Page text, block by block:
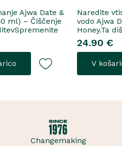
Ajwa Date &
ml) – Čiščenje
prhanje
orientalski
za prhanje
& Honey. Bogata
mil nežno
Naredite
vodo Ajwa
Honey.Ta
tako za
priložnosti
odpre z
grozdja,
sladice in
24.90 €
V
Changemaking